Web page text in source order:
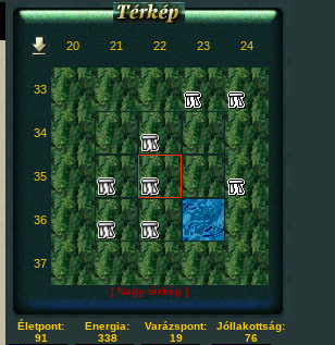
20 21 22 23 24
33
34
35
36
37
[ Nagy térkép ]
Életpont:
91
Energia:
338
Varázspont:
19
Jóllakottság:
76